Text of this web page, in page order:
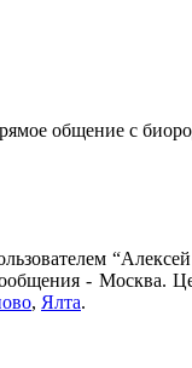
общение с
- Москва.
, Ялта.